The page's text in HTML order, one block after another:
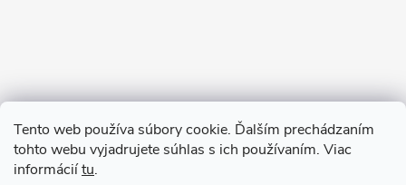
Tento web používa súbory cookie. Ďalším prechádzaním
tohto webu vyjadrujete súhlas s ich používaním. Viac
informáciítu.
Sledovať na Instagrame